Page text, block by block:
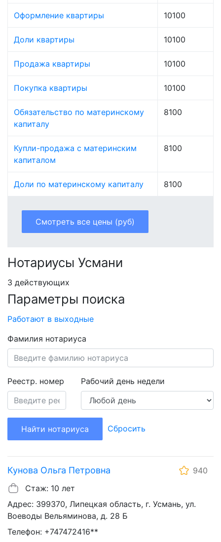
Оформление квартиры 10100
Доли квартиры 10100
Продажа квартиры 10100
Покупка квартиры 10100
Обязательство по материнскому
капиталу
8100
Купли-продажа с материнским
капиталом
8100
Доли по материнскому капиталу 8100
Смотреть все цены (руб)
Нотариусы Усмани
3 действующих
Параметры поиска
Работают в выходные
Фамилия нотариуса
Реестр. номер Рабочий день недели
Найти нотариуса Сбросить
Кунова Ольга Петровна
940
Стаж: 10 лет
Адрес: 399370, Липецкая область, г. Усмань, ул.
Воеводы Вельяминова, д. 28 Б
Телефон: +747472416**